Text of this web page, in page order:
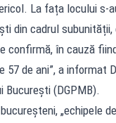
La fața locului s-
din cadrul
confirmă, în cauză
57 de ani”, a informat
București (DGPMB).
„echipele